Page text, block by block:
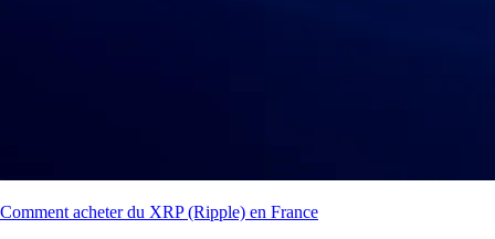
Comment acheter du XRP (Ripple) en France